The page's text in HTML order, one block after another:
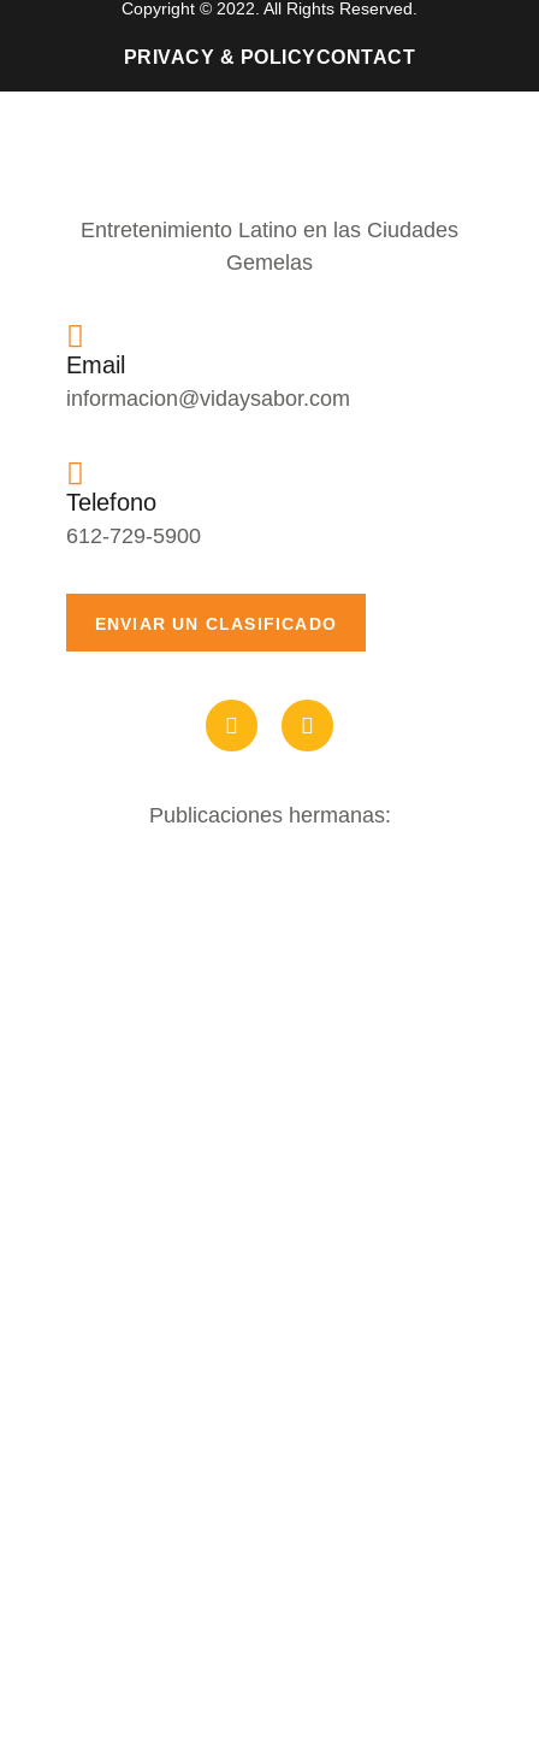
Copyright © 2022. All Rights Reserved.
PRIVACY & POLICYCONTACT
Entretenimiento Latino en las Ciudades
Gemelas
Email
informacion@vidaysabor.com
Telefono
612-729-5900
ENVIAR UN CLASIFICADO
Publicaciones hermanas: